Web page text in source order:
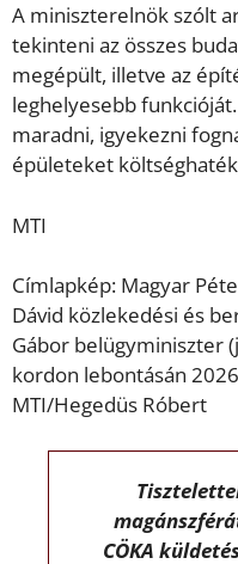
A miniszterelnök szólt
tekinteni az összes
megépült, illetve az
leghelyesebb
maradni, igyekezni
épületeket
MTI
Címlapkép: Magyar
Dávid közlekedési és
Gábor belügyminiszter
kordon lebontásán
MTI/Hegedüs Róbert
CÖKA